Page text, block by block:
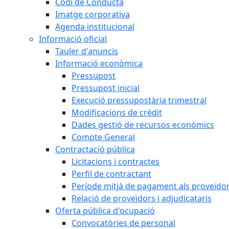
Imatge corporativa
Agenda institucional
Informació oficial
Tauler d'anuncis
Informació econòmica
Pressupost
Pressupost inicial
Execució pressupostària trimestral
Modificacions de crèdit
Dades gestió de recursos econòmics
Compte General
Contractació pública
Licitacions i contractes
Perfil de contractant
Període mitjà de pagament als
Relació de proveïdors i adjudicataris
Oferta pública d'ocupació
Convocatòries de personal